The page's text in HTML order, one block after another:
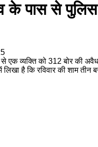
के पास से
एक व्यक्ति को 312 बोर की
लिखा है कि रविवार की शाम